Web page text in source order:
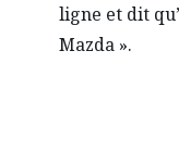
ligne et dit
Mazda ».